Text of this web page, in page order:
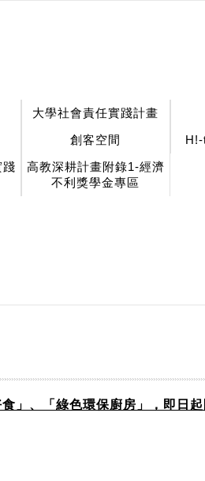
大學社會責任實踐計畫
創客空間
踐
高教深耕計畫附錄1-經濟
不利獎學金專區
」、「綠色環保廚房」，即日